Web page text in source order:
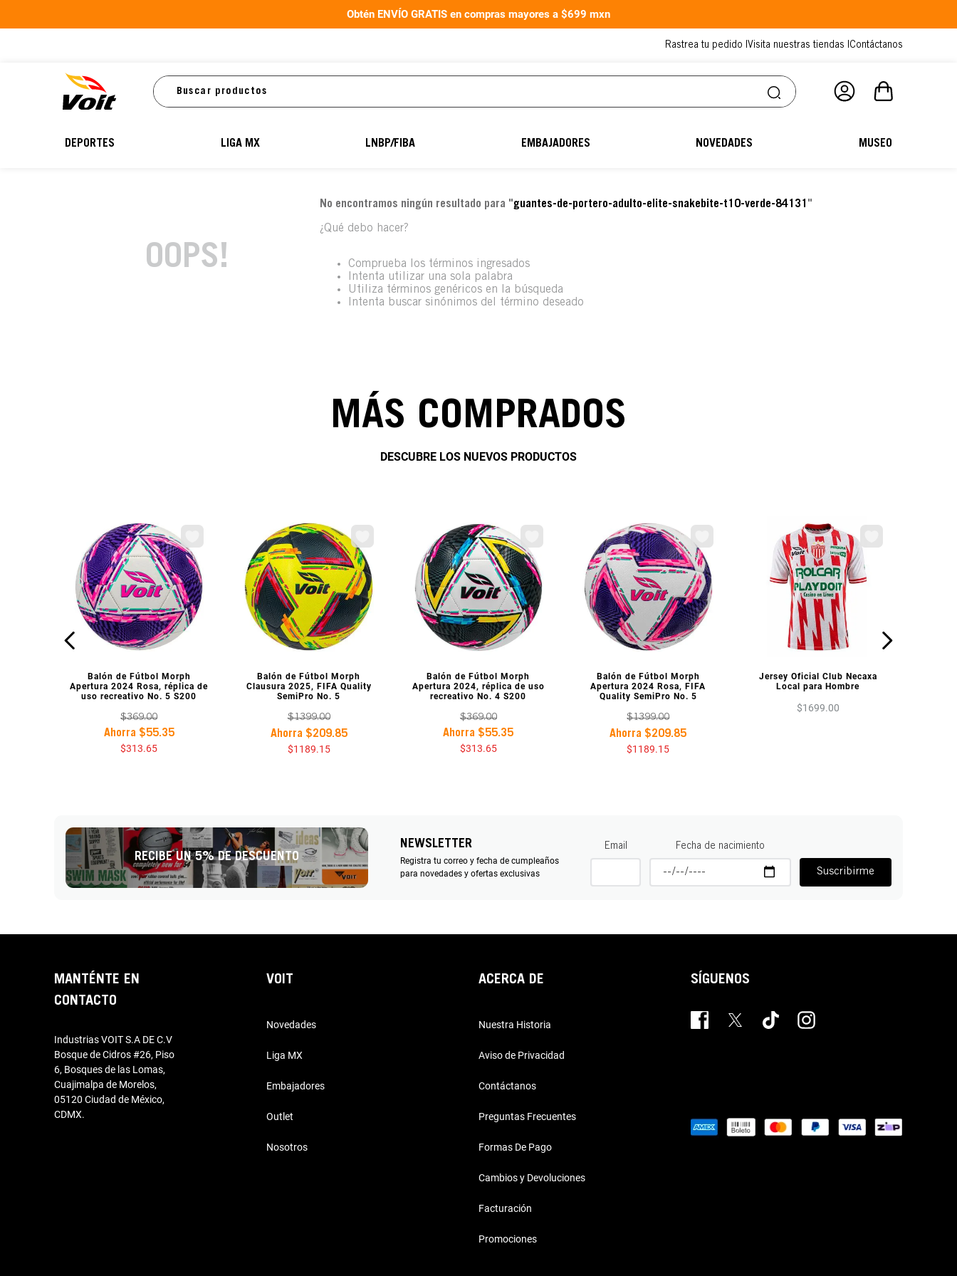
Obtén ENVÍO GRATIS en compras mayores a $699 mxn
Rastrea tu pedido |Visita nuestras tiendas |Contáctanos
Buscar productos
DEPORTES LIGA MX LNBP/FIBA EMBAJADORES NOVEDADES MUSEO
OOPS!
No encontramos ningún resultado para "guantes-de-portero-adulto-elite-snakebite-t10-verde-84131 "
¿Qué debo hacer?
Comprueba los términos ingresados
Intenta utilizar una sola palabra
Utiliza términos genéricos en la búsqueda
Intenta buscar sinónimos del término deseado
MÁS COMPRADOS
DESCUBRE LOS NUEVOS PRODUCTOS
VISTA PREVIA
Balón de Fútbol Morph
Apertura 2024 Rosa, réplica de
uso recreativo No. 5 S200
$369.00
Ahorra $55.35
$313.65
VISTA PREVIA
Balón de Fútbol Morph
Clausura 2025, FIFA Quality
SemiPro No. 5
$1399.00
Ahorra $209.85
$1189.15
VISTA PREVIA
Balón de Fútbol Morph
Apertura 2024, réplica de uso
recreativo No. 4 S200
$369.00
Ahorra $55.35
$313.65
VISTA PREVIA
Balón de Fútbol Morph
Apertura 2024 Rosa, FIFA
Quality SemiPro No. 5
$1399.00
Ahorra $209.85
$1189.15
VISTA PREVIA
Jersey Oficial Club Necaxa
Local para Hombre
$1699.00
RECIBE UN 5% DE DESCUENTO
NEWSLETTER
Registra tu correo y fecha de cumpleaños
para novedades y ofertas exclusivas
Email Fecha de nacimiento
Suscribirme
MANTÉNTE EN
CONTACTO
Industrias VOIT S.A DE C.V
Bosque de Cidros #26, Piso
6, Bosques de las Lomas,
Cuajimalpa de Morelos,
05120 Ciudad de México,
CDMX.
VOIT
Novedades
Liga MX
Embajadores
Outlet
Nosotros
ACERCA DE
Nuestra Historia
Aviso de Privacidad
Contáctanos
Preguntas Frecuentes
Formas De Pago
Cambios y Devoluciones
Facturación
Promociones
SÍGUENOS
3. guantes portero
4. guantes
. balones
. natación